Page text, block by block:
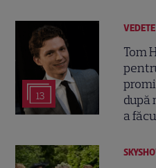
13
Tom
după
a